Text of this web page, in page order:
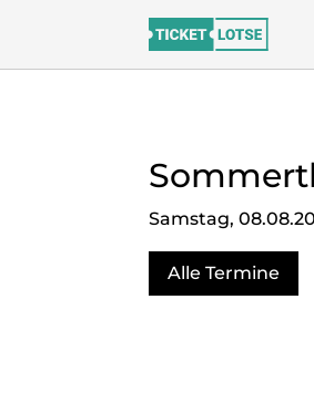
Samstag,
Alle Termine